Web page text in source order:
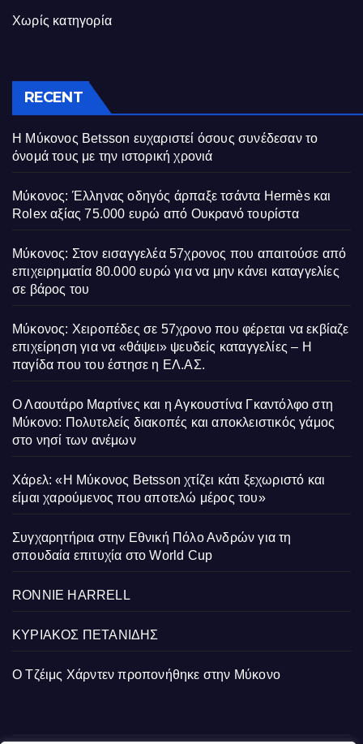
Χωρίς κατηγορία
RECENT
Η Μύκονος Betsson ευχαριστεί όσους συνέδεσαν το
όνομά τους με την ιστορική χρονιά
Μύκονος: Έλληνας οδηγός άρπαξε τσάντα Hermès και
Rolex αξίας 75.000 ευρώ από Ουκρανό τουρίστα
Μύκονος: Στον εισαγγελέα 57χρονος που απαιτούσε από
επιχειρηματία 80.000 ευρώ για να μην κάνει καταγγελίες
σε βάρος του
Μύκονος: Χειροπέδες σε 57χρονο που φέρεται να εκβίαζε
επιχείρηση για να «θάψει» ψευδείς καταγγελίες – Η
παγίδα που του έστησε η ΕΛ.ΑΣ.
Ο Λαουτάρο Μαρτίνες και η Αγκουστίνα Γκαντόλφο στη
Μύκονο: Πολυτελείς διακοπές και αποκλειστικός γάμος
στο νησί των ανέμων
Χάρελ: «Η Μύκονος Betsson χτίζει κάτι ξεχωριστό και
είμαι χαρούμενος που αποτελώ μέρος του»
Συγχαρητήρια στην Εθνική Πόλο Ανδρών για τη
σπουδαία επιτυχία στο World Cup
RONNIE HARRELL
ΚΥΡΙΑΚΟΣ ΠΕΤΑΝΙΔΗΣ
Ο Τζέιμς Χάρντεν προπονήθηκε στην Μύκονο